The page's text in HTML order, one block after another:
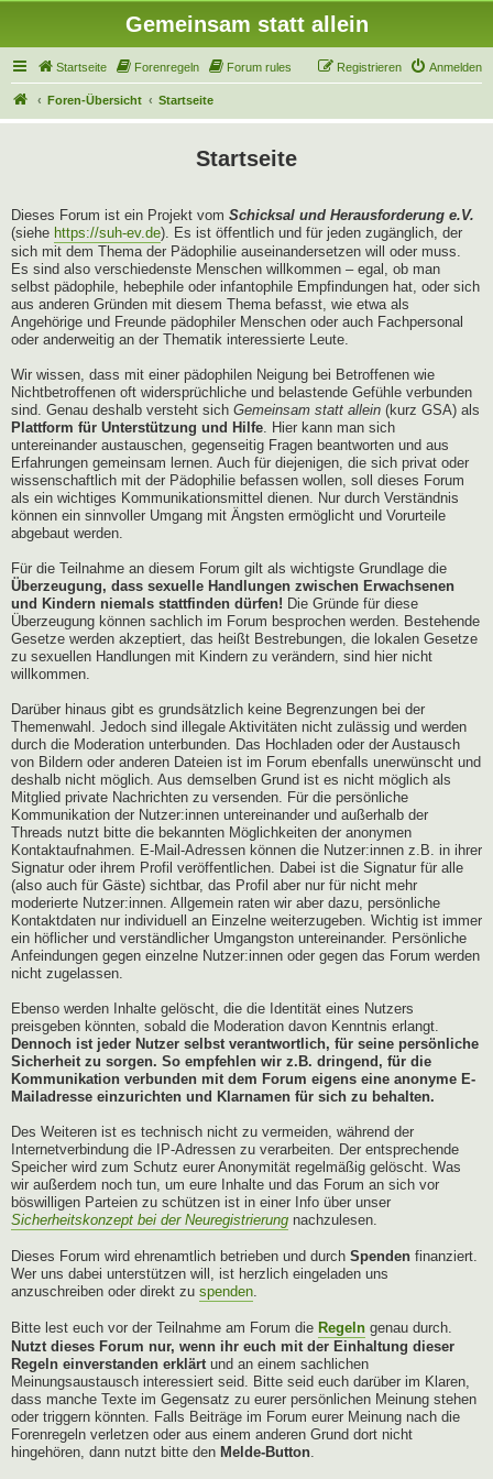
Gemeinsam statt allein
Startseite Forenregeln Forum rules Anmelden
Registrieren
Foren-Übersicht Startseite
Startseite
Dieses Forum ist ein Projekt vom Schicksal und Herausforderung e.V.
(siehe https://suh-ev.de). Es ist öffentlich und für jeden zugänglich, der
sich mit dem Thema der Pädophilie auseinandersetzen will oder muss.
Es sind also verschiedenste Menschen willkommen – egal, ob man
selbst pädophile, hebephile oder infantophile Empfindungen hat, oder sich
aus anderen Gründen mit diesem Thema befasst, wie etwa als
Angehörige und Freunde pädophiler Menschen oder auch Fachpersonal
oder anderweitig an der Thematik interessierte Leute.
Wir wissen, dass mit einer pädophilen Neigung bei Betroffenen wie
Nichtbetroffenen oft widersprüchliche und belastende Gefühle verbunden
sind. Genau deshalb versteht sich Gemeinsam statt allein (kurz GSA) als
Plattform für Unterstützung und Hilfe. Hier kann man sich
untereinander austauschen, gegenseitig Fragen beantworten und aus
Erfahrungen gemeinsam lernen. Auch für diejenigen, die sich privat oder
wissenschaftlich mit der Pädophilie befassen wollen, soll dieses Forum
als ein wichtiges Kommunikationsmittel dienen. Nur durch Verständnis
können ein sinnvoller Umgang mit Ängsten ermöglicht und Vorurteile
abgebaut werden.
Für die Teilnahme an diesem Forum gilt als wichtigste Grundlage die
Überzeugung, dass sexuelle Handlungen zwischen Erwachsenen
und Kindern niemals stattfinden dürfen! Die Gründe für diese
Überzeugung können sachlich im Forum besprochen werden. Bestehende
Gesetze werden akzeptiert, das heißt Bestrebungen, die lokalen Gesetze
zu sexuellen Handlungen mit Kindern zu verändern, sind hier nicht
willkommen.
Darüber hinaus gibt es grundsätzlich keine Begrenzungen bei der
Themenwahl. Jedoch sind illegale Aktivitäten nicht zulässig und werden
durch die Moderation unterbunden. Das Hochladen oder der Austausch
von Bildern oder anderen Dateien ist im Forum ebenfalls unerwünscht und
deshalb nicht möglich. Aus demselben Grund ist es nicht möglich als
Mitglied private Nachrichten zu versenden. Für die persönliche
Kommunikation der Nutzer:innen untereinander und außerhalb der
Threads nutzt bitte die bekannten Möglichkeiten der anonymen
Kontaktaufnahmen. E-Mail-Adressen können die Nutzer:innen z.B. in ihrer
Signatur oder ihrem Profil veröffentlichen. Dabei ist die Signatur für alle
(also auch für Gäste) sichtbar, das Profil aber nur für nicht mehr
moderierte Nutzer:innen. Allgemein raten wir aber dazu, persönliche
Kontaktdaten nur individuell an Einzelne weiterzugeben. Wichtig ist immer
ein höflicher und verständlicher Umgangston untereinander. Persönliche
Anfeindungen gegen einzelne Nutzer:innen oder gegen das Forum werden
nicht zugelassen.
Ebenso werden Inhalte gelöscht, die die Identität eines Nutzers
preisgeben könnten, sobald die Moderation davon Kenntnis erlangt.
Dennoch ist jeder Nutzer selbst verantwortlich, für seine persönliche
Sicherheit zu sorgen. So empfehlen wir z.B. dringend, für die
Kommunikation verbunden mit dem Forum eigens eine anonyme E-
Mailadresse einzurichten und Klarnamen für sich zu behalten.
Des Weiteren ist es technisch nicht zu vermeiden, während der
Internetverbindung die IP-Adressen zu verarbeiten. Der entsprechende
Speicher wird zum Schutz eurer Anonymität regelmäßig gelöscht. Was
wir außerdem noch tun, um eure Inhalte und das Forum an sich vor
böswilligen Parteien zu schützen ist in einer Info über unser
Sicherheitskonzept bei der Neuregistrierung nachzulesen.
Dieses Forum wird ehrenamtlich betrieben und durch Spenden finanziert.
Wer uns dabei unterstützen will, ist herzlich eingeladen uns
anzuschreiben oder direkt zu spenden.
Bitte lest euch vor der Teilnahme am Forum die Regeln genau durch.
Nutzt dieses Forum nur, wenn ihr euch mit der Einhaltung dieser
Regeln einverstanden erklärtund an einem sachlichen
Meinungsaustausch interessiert seid. Bitte seid euch darüber im Klaren,
dass manche Texte im Gegensatz zu eurer persönlichen Meinung stehen
oder triggern könnten. Falls Beiträge im Forum eurer Meinung nach die
Forenregeln verletzen oder aus einem anderen Grund dort nicht
hingehören, dann nutzt bitte den Melde-Button.